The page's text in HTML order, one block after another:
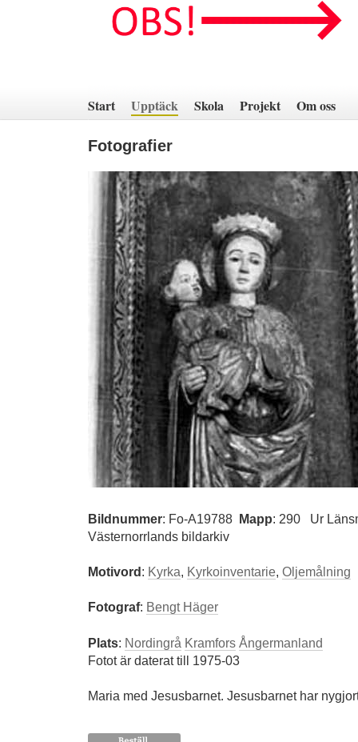
innehåll
Start Upptäck Skola Projekt Om oss
Fotografier
Bildnummer: Fo-A19788 Mapp: 290
Ur
Västernorrlands bildarkiv
Motivord: Kyrka, Kyrkoinventarie, Oljemålning
Fotograf: Bengt Häger
Plats: Nordingrå Kramfors Ångermanland
Fotot är daterat till 1975-03
Maria med Jesusbarnet. Jesusbarnet har